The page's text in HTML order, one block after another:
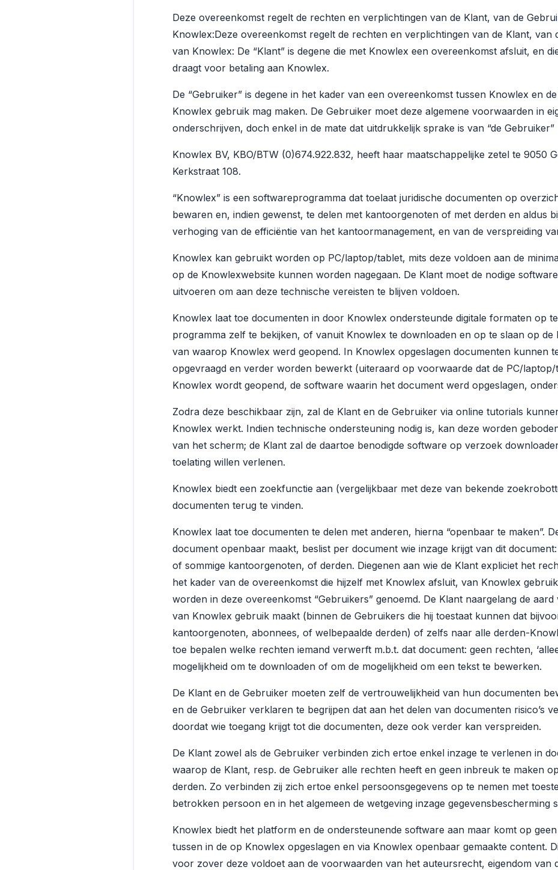
Deze overeenkomst regelt de rechten en verplichtingen van de Klant, van de
Knowlex:Deze overeenkomst regelt de rechten en verplichtingen van de Klant, van
van Knowlex: De “Klant” is degene die met Knowlex een overeenkomst afsluit, en
draagt voor betaling aan Knowlex.
De “Gebruiker” is degene in het kader van een overeenkomst tussen Knowlex en
Knowlex gebruik mag maken. De Gebruiker moet deze algemene voorwaarden in
onderschrijven, doch enkel in de mate dat uitdrukkelijk sprake is van “de Gebruiker”
Knowlex BV, KBO/BTW (0)674.922.832, heeft haar maatschappelijke zetel te 9050
Kerkstraat 108.
“Knowlex” is een softwareprogramma dat toelaat juridische documenten op
bewaren en, indien gewenst, te delen met kantoorgenoten of met derden en aldus
verhoging van de efficiëntie van het kantoormanagement, en van de verspreiding
Knowlex kan gebruikt worden op PC/laptop/tablet, mits deze voldoen aan de
op de Knowlexwebsite kunnen worden nagegaan. De Klant moet de nodige
uitvoeren om aan deze technische vereisten te blijven voldoen.
Knowlex laat toe documenten in door Knowlex ondersteunde digitale formaten ‍op
programma zelf te bekijken, of vanuit Knowlex te downloaden en op te slaan op de
van waarop Knowlex werd geopend. In Knowlex opgeslagen documenten kunnen
opgevraagd en verder worden bewerkt (uiteraard op voorwaarde dat de PC/
Knowlex wordt geopend, de software waarin het document werd opgeslagen,
Zodra deze beschikbaar zijn, zal de Klant en de Gebruiker via online tutorials
Knowlex werkt. Indien technische ondersteuning nodig is, kan deze worden
van het scherm; de Klant zal de daartoe benodigde software op verzoek
toelating willen verlenen.
Knowlex biedt een zoekfunctie aan (vergelijkbaar met deze van bekende
documenten terug te vinden.
Knowlex laat toe documenten te delen met anderen, hierna “openbaar te maken”.
document openbaar maakt, beslist per document wie inzage krijgt van dit
of sommige kantoorgenoten, of derden. Diegenen aan wie de Klant expliciet het
het kader van de overeenkomst die hijzelf met Knowlex afsluit, van Knowlex
worden in deze overeenkomst “Gebruikers” genoemd. De Klant naargelang de aard
van Knowlex gebruik maakt (binnen de Gebruikers die hij toestaat kunnen dat
kantoorgenoten, abonnees, of welbepaalde derden) of zelfs naar alle derden-
toe bepalen welke rechten iemand verwerft m.b.t. dat document: geen rechten,
mogelijkheid om te downloaden of om de mogelijkheid om een tekst te bewerken.
De Klant en de Gebruiker moeten zelf de vertrouwelijkheid van hun documenten
en de Gebruiker verklaren te begrijpen dat aan het delen van documenten risico’s
doordat wie toegang krijgt tot die documenten, deze ook verder kan verspreiden.
De Klant zowel als de Gebruiker verbinden zich ertoe enkel inzage te verlenen in
waarop de Klant, resp. de Gebruiker alle rechten heeft en geen inbreuk te maken
derden. Zo verbinden zij zich ertoe enkel persoonsgegevens op te nemen met
betrokken persoon en in het algemeen de wetgeving inzage gegevensbescherming
Knowlex biedt het platform en de ondersteunende software aan maar komt op
tussen in de op Knowlex opgeslagen en via Knowlex openbaar gemaakte content.
voor zover deze voldoet aan de voorwaarden van het auteursrecht, eigendom van